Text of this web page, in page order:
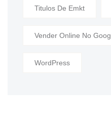
Titulos De Emkt
Vender Online No
WordPress